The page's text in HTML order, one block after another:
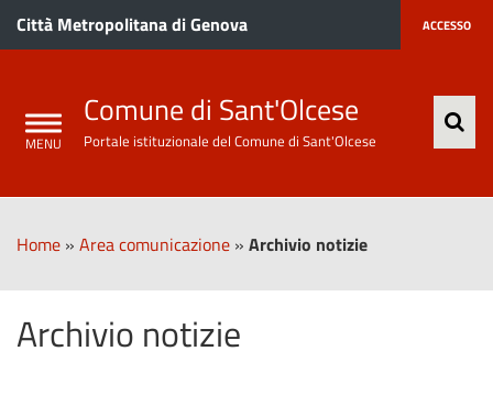
Città Metropolitana di Genova ACCESSO
Comune di Sant'Olcese
Portale istituzionale del Comune di Sant'Olcese
Home » Area comunicazione » Archivio notizie
Archivio notizie